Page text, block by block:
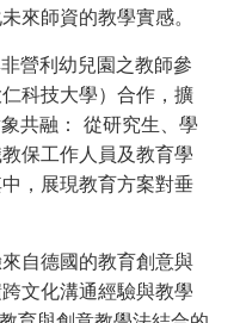
來師資的教學實感。
營利幼兒園之教師參
科技大學）合作，擴
共融： 從研究生、學
保工作人員及教育學
，展現教育方案對垂
自德國的教育創意與
文化溝通經驗與教學